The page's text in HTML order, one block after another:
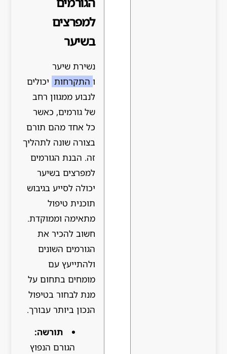
למפרצים
בשיער
נשירת שיער
ו התקרחות יכולים
לנבוע ממגוון רחב
של גורמים, כאשר
כל אחד מהם תורם
בצורה שונה לתהליך
זה. הבנת הגורמים
למפרצים בשיער
יכולה לסייע בגיבוש
תוכנית טיפול
מתאימה וממוקדת.
חשוב להכיר את
הגורמים השונים
ולהתייעץ עם
מומחים בתחום על
מנת לבחור בטיפול
הנכון ביותר עבורך.
תורשה:
הגורם הנפוץ